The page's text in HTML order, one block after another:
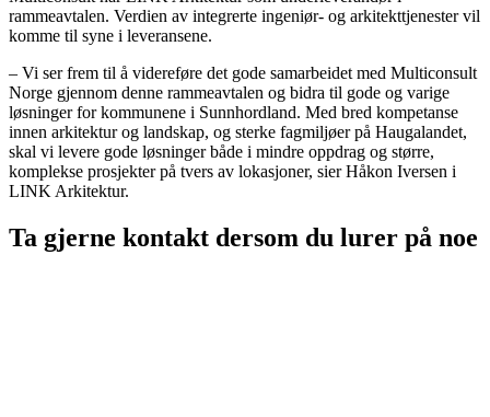
rammeavtalen. Verdien av integrerte ingeniør- og arkitekttjenester vil
komme til syne i leveransene.
– Vi ser frem til å videreføre det gode samarbeidet med Multiconsult
Norge gjennom denne rammeavtalen og bidra til gode og varige
løsninger for kommunene i Sunnhordland. Med bred kompetanse
innen arkitektur og landskap, og sterke fagmiljøer på Haugalandet,
skal vi levere gode løsninger både i mindre oppdrag og større,
komplekse prosjekter på tvers av lokasjoner, sier Håkon Iversen i
LINK Arkitektur.
Ta gjerne kontakt dersom du lurer på noe